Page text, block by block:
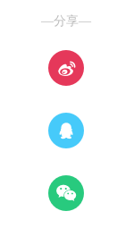
—分享—